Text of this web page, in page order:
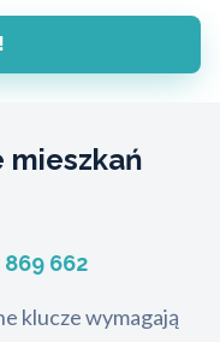
mieszkań
869 662
klucze wymagają